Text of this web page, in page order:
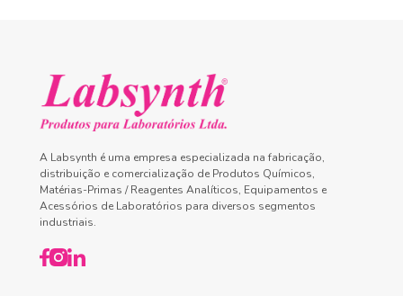
A Labsynth é uma empresa especializada na fabricação,
distribuição e comercialização de Produtos Químicos,
Matérias-Primas / Reagentes Analíticos, Equipamentos e
Acessórios de Laboratórios para diversos segmentos
industriais.